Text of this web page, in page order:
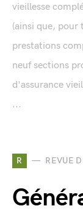
vieillesse
(ainsi que, pour
prestations
neuf sections
d'assurance
...
R REVUE